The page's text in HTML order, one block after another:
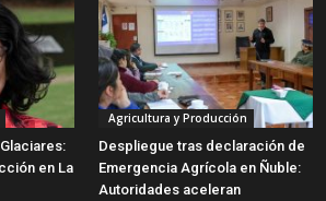
en La
Agricultura y Producción
Despliegue tras declaración de
Emergencia Agrícola en Ñuble:
Autoridades aceleran